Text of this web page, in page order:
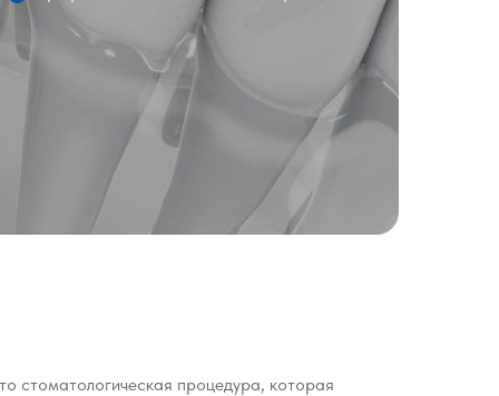
стоматологическая процедура, которая